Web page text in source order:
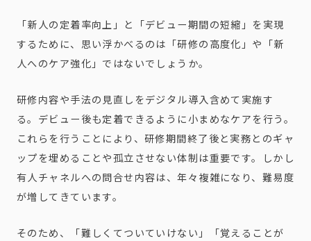
「新人の定着率向上」と「デビュー期間の短縮」を実現
するために、思い浮かべるのは「研修の高度化」や「新
人へのケア強化」ではないでしょうか。
研修内容や手法の見直しをデジタル導入含めて実施す
る。デビュー後も定着できるように小まめなケアを行う。
これらを行うことにより、研修期間終了後と実務とのギャ
ップを埋めることや孤立させない体制は重要です。しかし
有人チャネルへの問合せ内容は、年々複雑になり、難易度
が増してきています。
そのため、「難しくてついていけない」「覚えることが